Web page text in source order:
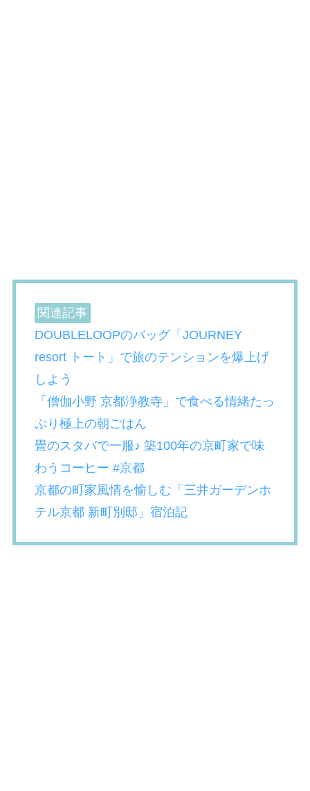
関連記事
DOUBLELOOPのバッグ「JOURNEY
resort トート」で旅のテンションを爆上げ
しよう
「僧伽小野 京都浄教寺」で食べる情緒たっ
ぷり極上の朝ごはん
畳のスタバで一服♪ 築100年の京町家で味
わうコーヒー #京都
京都の町家風情を愉しむ「三井ガーデンホ
テル京都 新町別邸」宿泊記